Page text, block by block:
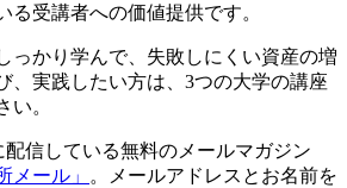
る受講者への価値提供です。
っかり学んで、失敗しにくい資産の増
、実践したい方は、3つの大学の講座
い。
信している無料のメールマガジン
メール」
。メールアドレスとお名前を